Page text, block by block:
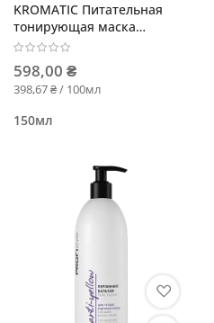
KROMATIC Питательная
тонирующая маска
ШОКОЛАД
598,00 ₴
398,67 ₴ / 100мл
150мл